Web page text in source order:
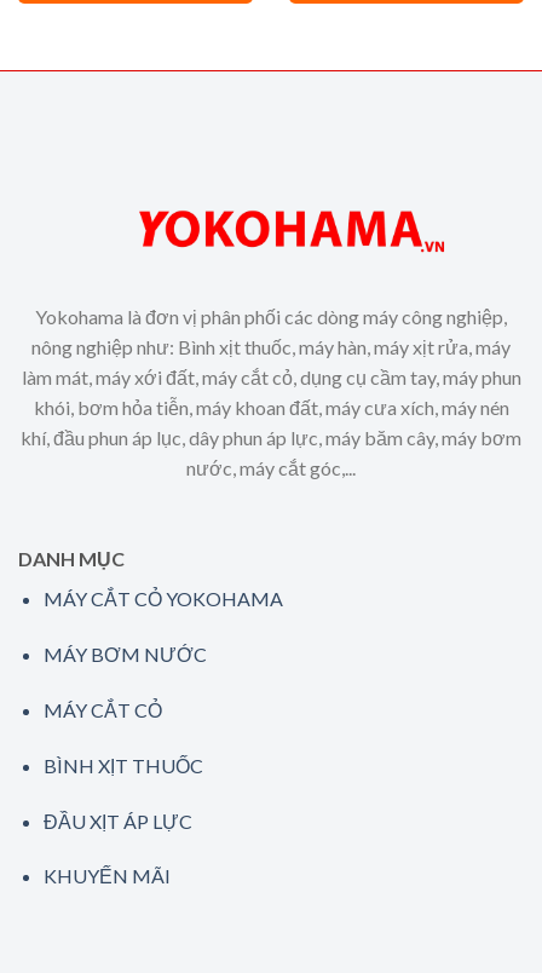
Yokohama là đơn vị phân phối các dòng máy công nghiệp,
nông nghiệp như: Bình xịt thuốc, máy hàn, máy xịt rửa, máy
làm mát, máy xới đất, máy cắt cỏ, dụng cụ cầm tay, máy phun
khói, bơm hỏa tiễn, máy khoan đất, máy cưa xích, máy nén
khí, đầu phun áp lục, dây phun áp lực, máy băm cây, máy bơm
nước, máy cắt góc,...
DANH MỤC
MÁY CẮT CỎ YOKOHAMA
MÁY BƠM NƯỚC
MÁY CẮT CỎ
BÌNH XỊT THUỐC
ĐẦU XỊT ÁP LỰC
KHUYẾN MÃI